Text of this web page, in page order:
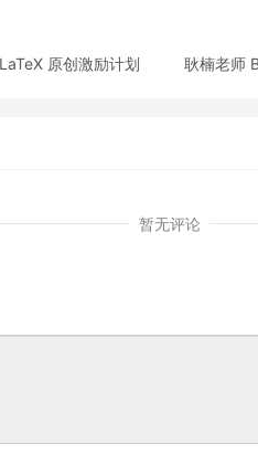
LaTeX 原创激励计划
耿楠老师
暂无评论